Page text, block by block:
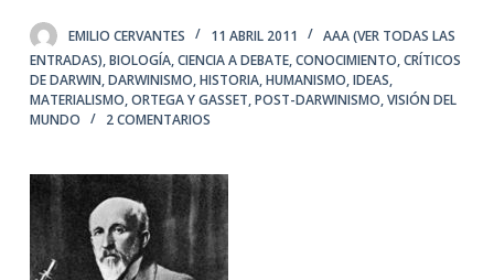
EMILIO CERVANTES 11 ABRIL 2011
AAA (VER TODAS LAS
ENTRADAS),BIOLOGÍA,CIENCIA A DEBATE,CONOCIMIENTO,CRÍTICOS
DE DARWIN,DARWINISMO,HISTORIA,HUMANISMO,IDEAS,
MATERIALISMO,ORTEGA Y GASSET,POST-DARWINISMO,VISIÓN DEL
MUNDO
2 COMENTARIOS